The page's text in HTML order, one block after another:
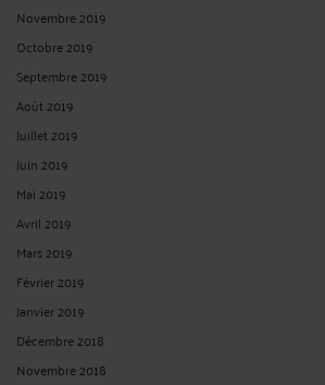
Novembre 2019
Octobre 2019
Septembre 2019
Août 2019
Juillet 2019
Juin 2019
Mai 2019
Avril 2019
Mars 2019
Février 2019
Janvier 2019
Décembre 2018
Novembre 2018